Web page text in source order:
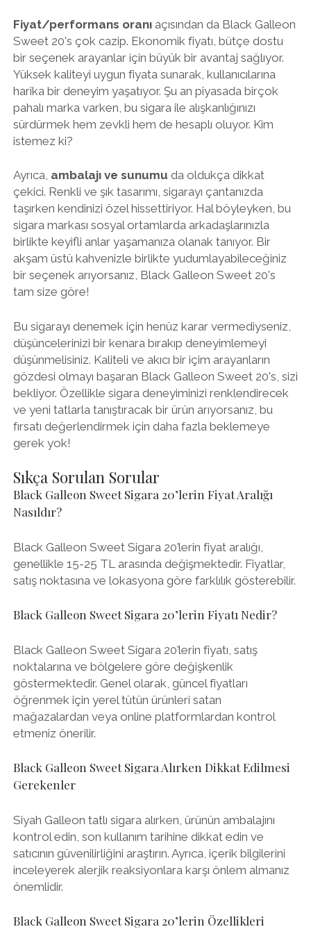
Fiyat/performans oranıaçısından da Black Galleon
Sweet 20's çok cazip. Ekonomik fiyatı, bütçe dostu
bir seçenek arayanlar için büyük bir avantaj sağlıyor.
Yüksek kaliteyi uygun fiyata sunarak, kullanıcılarına
harika bir deneyim yaşatıyor. Şu an piyasada birçok
pahalı marka varken, bu sigara ile alışkanlığınızı
sürdürmek hem zevkli hem de hesaplı oluyor. Kim
istemez ki?
Ayrıca, ambalajı ve sunumu da oldukça dikkat
çekici. Renkli ve şık tasarımı, sigarayı çantanızda
taşırken kendinizi özel hissettiriyor. Hal böyleyken, bu
sigara markası sosyal ortamlarda arkadaşlarınızla
birlikte keyifli anlar yaşamanıza olanak tanıyor. Bir
akşam üstü kahvenizle birlikte yudumlayabileceğiniz
bir seçenek arıyorsanız, Black Galleon Sweet 20's
tam size göre!
Bu sigarayı denemek için henüz karar vermediyseniz,
düşüncelerinizi bir kenara bırakıp deneyimlemeyi
düşünmelisiniz. Kaliteli ve akıcı bir içim arayanların
gözdesi olmayı başaran Black Galleon Sweet 20's, sizi
bekliyor. Özellikle sigara deneyiminizi renklendirecek
ve yeni tatlarla tanıştıracak bir ürün arıyorsanız, bu
fırsatı değerlendirmek için daha fazla beklemeye
gerek yok!
Sıkça Sorulan Sorular
Black Galleon Sweet Sigara 20’lerin Fiyat Aralığı
Nasıldır?
Black Galleon Sweet Sigara 20’lerin fiyat aralığı,
genellikle 15-25 TL arasında değişmektedir. Fiyatlar,
satış noktasına ve lokasyona göre farklılık gösterebilir.
Black Galleon Sweet Sigara 20’lerin Fiyatı Nedir?
Black Galleon Sweet Sigara 20’lerin fiyatı, satış
noktalarına ve bölgelere göre değişkenlik
göstermektedir. Genel olarak, güncel fiyatları
öğrenmek için yerel tütün ürünleri satan
mağazalardan veya online platformlardan kontrol
etmeniz önerilir.
Black Galleon Sweet Sigara Alırken Dikkat Edilmesi
Gerekenler
Siyah Galleon tatlı sigara alırken, ürünün ambalajını
kontrol edin, son kullanım tarihine dikkat edin ve
satıcının güvenilirliğini araştırın. Ayrıca, içerik bilgilerini
inceleyerek alerjik reaksiyonlara karşı önlem almanız
önemlidir.
Black Galleon Sweet Sigara 20’lerin Özellikleri